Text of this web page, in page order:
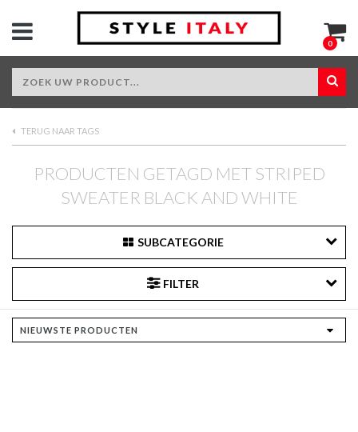
0
TERUG NAAR TAGS
PRODUCTEN GETAGD MET STRIPED
SWEATER BLACK AND WHITE
SUBCATEGORIE
FILTER